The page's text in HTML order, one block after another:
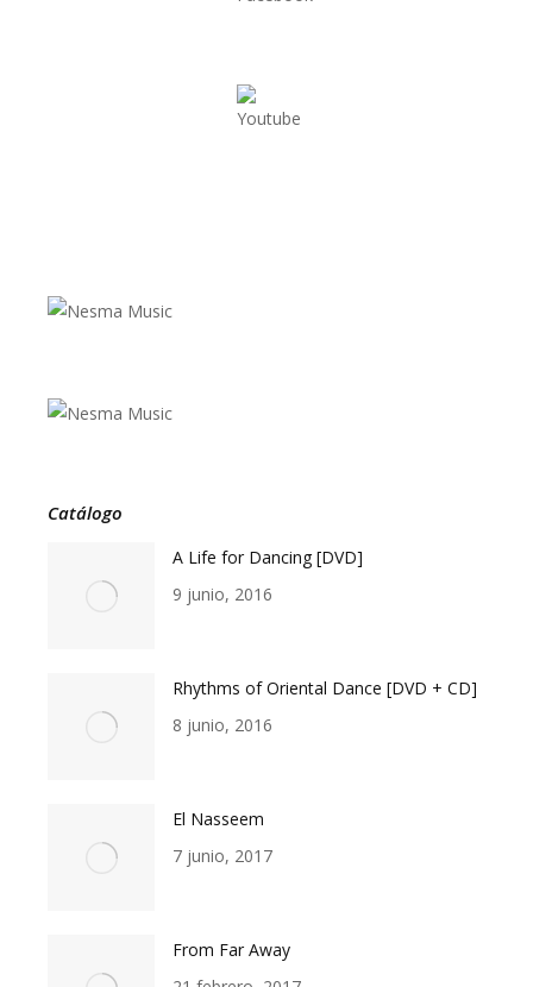
Catálogo
A Life for Dancing [DVD]
9 junio, 2016
Rhythms of Oriental Dance [DVD + CD]
8 junio, 2016
El Nasseem
7 junio, 2017
From Far Away